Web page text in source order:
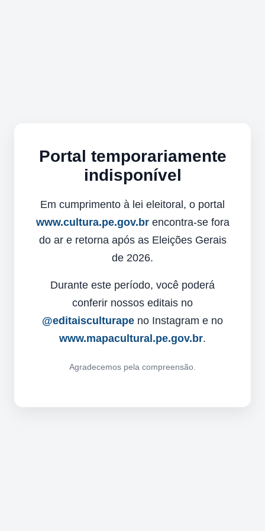
Portal temporariamente
indisponível
Em cumprimento à lei eleitoral, o portal
www.cultura.pe.gov.brencontra-se fora
do ar e retorna após as Eleições Gerais
de 2026.
Durante este período, você poderá
conferir nossos editais no
@editaisculturape no Instagram e no
www.mapacultural.pe.gov.br.
Agradecemos pela compreensão.